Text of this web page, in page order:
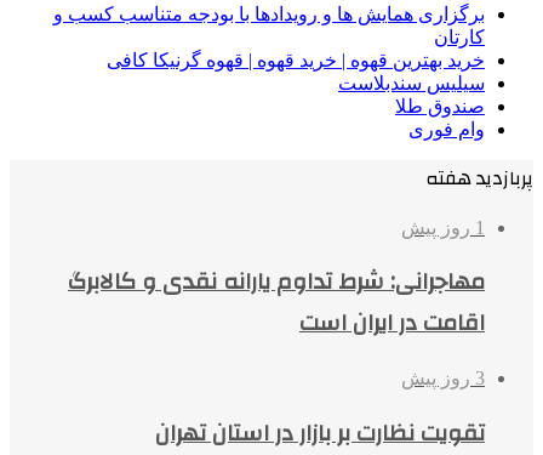
برگزاری همایش ها و رویدادها با بودجه متناسب کسب و
کارتان
خرید بهترین قهوه | خرید قهوه | قهوه گرنیکا کافی
سیلیس سندبلاست
صندوق طلا
وام فوری
پربازدید هفته
1 روز پیش
مهاجرانی: شرط تداوم یارانه نقدی و کالابرگ
اقامت در ایران است
3 روز پیش
تقویت نظارت بر بازار در استان تهران